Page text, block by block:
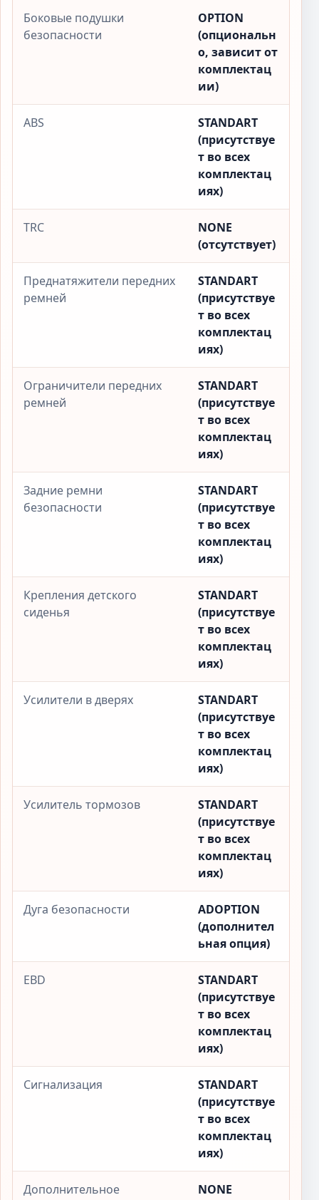
Боковые подушки
безопасности
OPTION
(опциональн
о, зависит от
комплектац
ии)
ABS
STANDART
(присутствуе
т во всех
комплектац
иях)
TRC
NONE
(отсутствует)
Преднатяжители передних
ремней
STANDART
(присутствуе
т во всех
комплектац
иях)
Ограничители передних
ремней
STANDART
(присутствуе
т во всех
комплектац
иях)
Задние ремни
безопасности
STANDART
(присутствуе
т во всех
комплектац
иях)
Крепления детского
сиденья
STANDART
(присутствуе
т во всех
комплектац
иях)
Усилители в дверях
STANDART
(присутствуе
т во всех
комплектац
иях)
Усилитель тормозов
STANDART
(присутствуе
т во всех
комплектац
иях)
Дуга безопасности
ADOPTION
(дополнител
ьная опция)
EBD
STANDART
(присутствуе
т во всех
комплектац
иях)
Сигнализация
STANDART
(присутствуе
т во всех
комплектац
иях)
Дополнительное
NONE